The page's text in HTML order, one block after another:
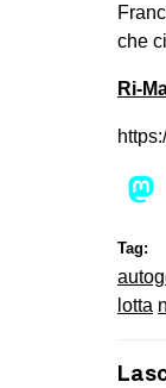
che
Ri-
Tag:
lotta